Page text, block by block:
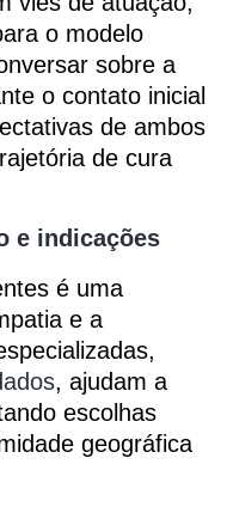
o modelo
sobre a
o contato inicial
de ambos
de cura
e indicações
é uma
e a
, ajudam a
escolhas
geográfica